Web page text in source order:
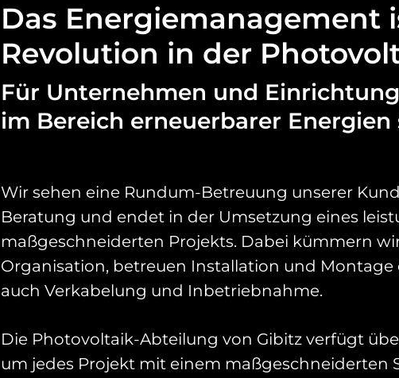
Das Energiemanagement
Revolution in der
Für Unternehmen und
im Bereich erneuerbarer Energien
Wir sehen eine Rundum-Betreuung unserer
Beratung und endet in der Umsetzung eines
maßgeschneiderten Projekts. Dabei kümmern
Organisation, betreuen Installation und
auch Verkabelung und Inbetriebnahme.
Die Photovoltaik-Abteilung von Gibitz verfügt
um jedes Projekt mit einem maßgeschneiderten